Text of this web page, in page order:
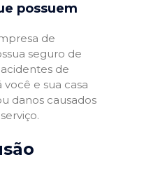
possuem
de
seguro de
de
e sua casa
danos causados